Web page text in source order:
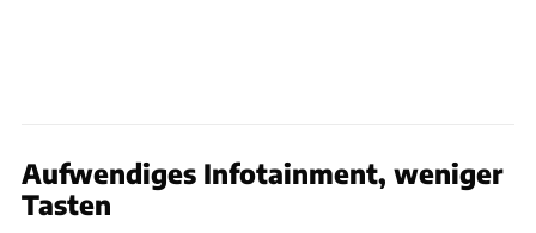
Aufwendiges Infotainment, weniger
Tasten